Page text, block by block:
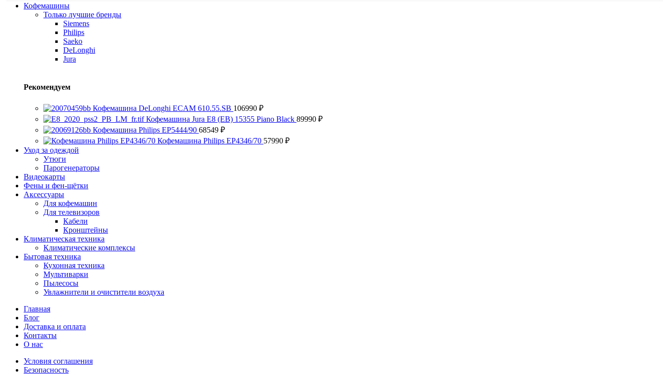
Кофемашины
Только лучшие бренды
Siemens
Philips
Saeko
DeLonghi
Jura
Рекомендуем
Кофемашина DeLonghi ECAM 610.55.SB 106990 ₽
Кофемашина Jura E8 (EB) 15355 Piano Black 89990 ₽
Кофемашина Philips EP5444/90 68549 ₽
Кофемашина Philips EP4346/70 57990 ₽
Уход за одеждой
Утюги
Парогенераторы
Видеокарты
Фены и фен-щётки
Аксессуары
Для кофемашин
Для телевизоров
Кабели
Кронштейны
Климатическая техника
Климатические комплексы
Бытовая техника
Кухонная техника
Мультиварки
Пылесосы
Увлажнители и очистители воздуха
Главная
Блог
Доставка и оплата
Контакты
О нас
Условия соглашения
Безопасность